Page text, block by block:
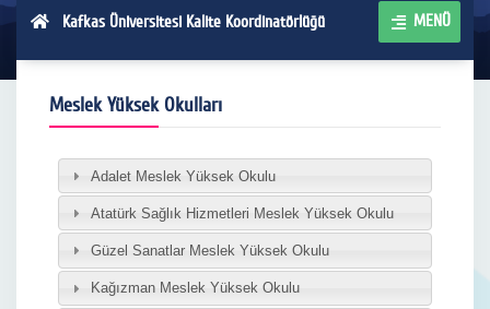
Kafkas Üniversitesi Kalite Koordinatörlüğü MENÜ
Meslek Yüksek Okulları